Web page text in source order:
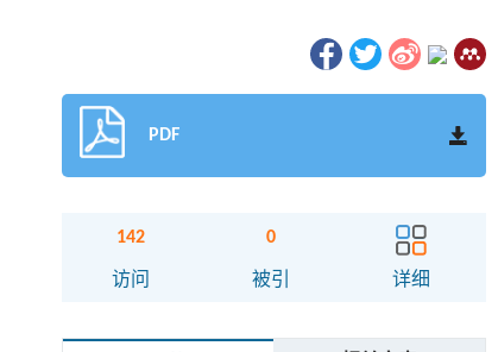
PDF
142
访问
0
被引 详细